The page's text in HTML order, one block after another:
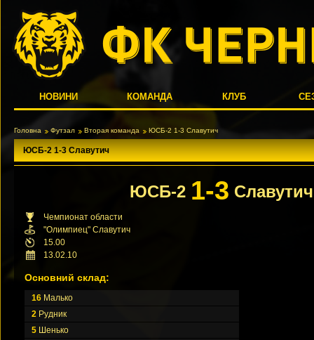
НОВИНИ КОМАНДА КЛУБ
Головна Футзал Вторая команда ЮСБ-2 1-3 Славутич
ЮСБ-2 1-3 Славутич
ЮСБ-2 1-3 Славутич
Чемпионат области
"Олимпиец" Славутич
15.00
13.02.10
Основний склад:
16 Малько
2 Рудник
5 Шенько